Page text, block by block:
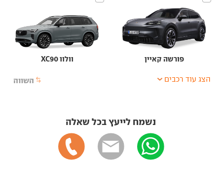
פורשה קאיין וולוו XC90
השווה הצג עוד רכבים
נשמח לייעץ בכל שאלה